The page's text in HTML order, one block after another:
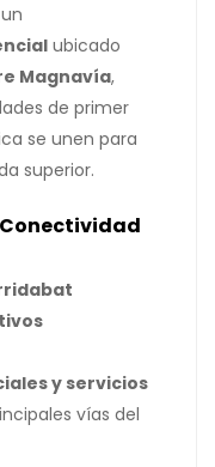
ubicado
Magnavía,
de primer
se unen para
superior.
y servicios
vías del